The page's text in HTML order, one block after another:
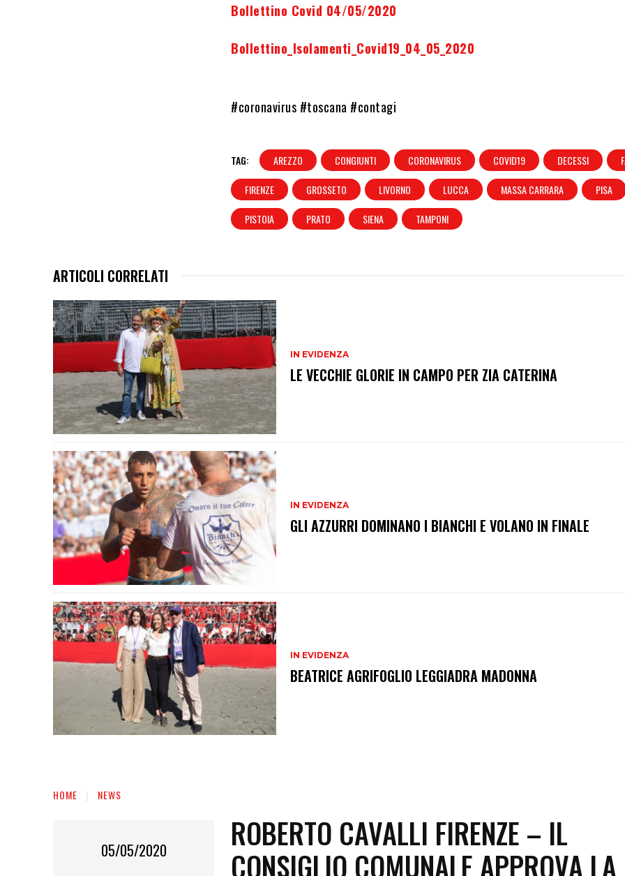
Bollettino Covid 04/05/2020
Bollettino_Isolamenti_Covid19_04 _05_2020
#coronavirus #toscana #contagi
TAG: AREZZO CONGIUNTI CORONAVIRUS COVID19 DECESSI
FIRENZE
GROSSETO LIVORNO LUCCA MASSA CARRARA
PISA
PISTOIA
PRATO SIENA TAMPONI
ARTICOLI CORRELATI
IN EVIDENZA
LE VECCHIE GLORIE IN CAMPO PER ZIA CATERINA
IN EVIDENZA
GLI AZZURRI DOMINANO I BIANCHI E VOLANO IN FINALE
IN EVIDENZA
BEATRICE AGRIFOGLIO LEGGIADRA MADONNA